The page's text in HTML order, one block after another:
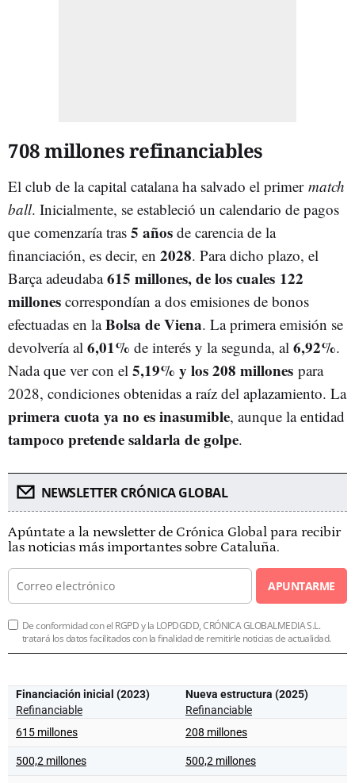
708 millones refinanciables
El club de la capital catalana ha salvado el primer match
ball. Inicialmente, se estableció un calendario de pagos
que comenzaría tras 5 años de carencia de la
financiación, es decir, en 2028. Para dicho plazo, el
Barça adeudaba615 millones, de los cuales 122
millones correspondían a dos emisiones de bonos
efectuadas en laBolsa de Viena. La primera emisión se
devolvería al 6,01% de interés y la segunda, al 6,92%.
Nada que ver con el 5,19% y los 208 millones para
2028, condiciones obtenidas a raíz del aplazamiento. La
primera cuota ya no es inasumible, aunque la entidad
tampoco pretende saldarla de golpe.
NEWSLETTER CRÓNICA GLOBAL
Apúntate a la newsletter de Crónica Global para recibir
las noticias más importantes sobre Cataluña.
APUNTARME
De conformidad con el RGPD y la LOPDGDD, CRÓNICA GLOBALMEDIA S.L.
tratará los datos facilitados con la finalidad de remitirle noticias de actualidad.
Financiación inicial (2023)
Refinanciable
Nueva estructura (2025)
Refinanciable
615 millones
208 millones
500,2 millones 500,2 millones